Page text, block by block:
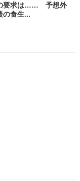
の要求は…… 予想外
の食生...